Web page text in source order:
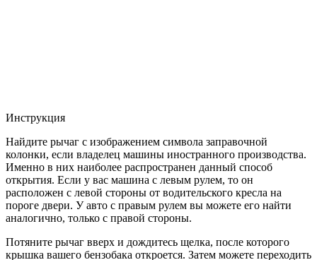
Инструкция
Найдите рычаг с изображением символа заправочной
колонки, если владелец машины иностранного производства.
Именно в них наиболее распространен данный способ
открытия. Если у вас машина с левым рулем, то он
расположен с левой стороны от водительского кресла на
пороге двери. У авто с правым рулем вы можете его найти
аналогично, только с правой стороны.
Потяните рычаг вверх и дождитесь щелка, после которого
крышка вашего бензобака откроется. Затем можете переходить